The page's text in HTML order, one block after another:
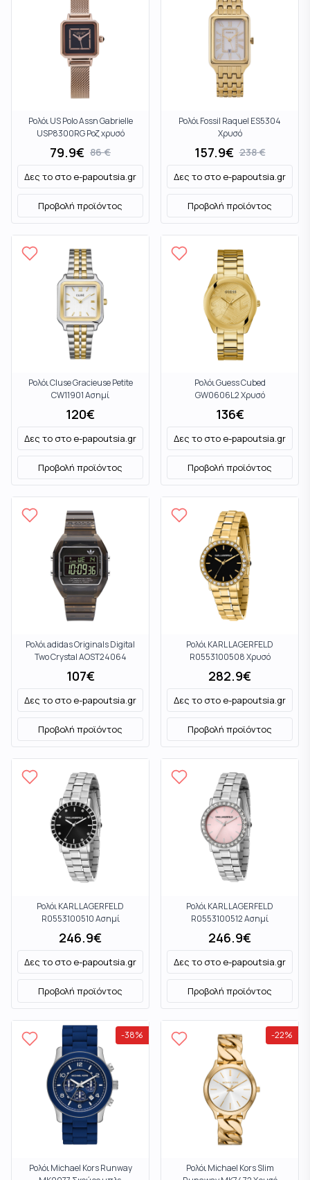
Ρολόι US Polo Assn Gabrielle
USP8300RG Ροζ χρυσό
79.9€ 86€
Δες το στο e-papoutsia.gr
Προβολή προϊόντος
Ρολόι Fossil Raquel ES5304
Χρυσό
157.9€ 238€
Δες το στο e-papoutsia.gr
Προβολή προϊόντος
Ρολόι Cluse Gracieuse Petite
CW11901 Ασημί
120€
Δες το στο e-papoutsia.gr
Προβολή προϊόντος
Ρολόι Guess Cubed
GW0606L2 Χρυσό
136€
Δες το στο e-papoutsia.gr
Προβολή προϊόντος
Ρολόι adidas Originals Digital
Two Crystal AOST24064
Μαύρο
107€
Δες το στο e-papoutsia.gr
Προβολή προϊόντος
Ρολόι KARL LAGERFELD
R0553100508 Χρυσό
282.9€
Δες το στο e-papoutsia.gr
Προβολή προϊόντος
Ρολόι KARL LAGERFELD
R0553100510 Ασημί
246.9€
Δες το στο e-papoutsia.gr
Προβολή προϊόντος
Ρολόι KARL LAGERFELD
R0553100512 Ασημί
246.9€
Δες το στο e-papoutsia.gr
Προβολή προϊόντος
-38%
Ρολόι Michael Kors Runway
-22%
Ρολόι Michael Kors Slim